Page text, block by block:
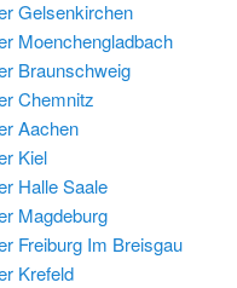
Gelsenkirchen
Moenchengladbach
Braunschweig
Chemnitz
Aachen
Kiel
Halle Saale
Magdeburg
Freiburg Im Breisgau
Krefeld